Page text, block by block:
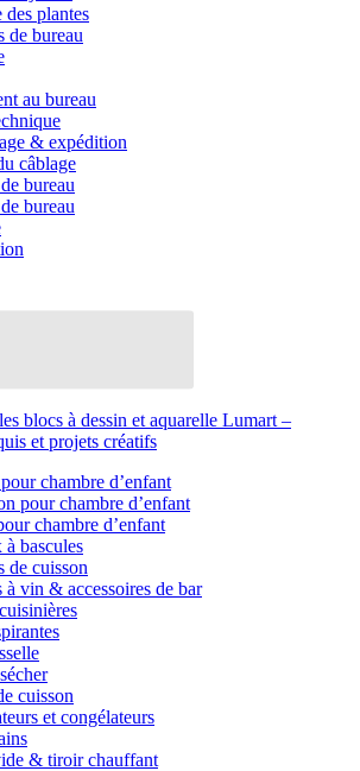
des plantes
de bureau
au bureau
& expédition
câblage
bureau
bureau
blocs à dessin et aquarelle Lumart –
et projets créatifs
chambre d’enfant
pour chambre d’enfant
chambre d’enfant
bascules
de cuisson
à vin & accessoires de bar
cuisson
et congélateurs
& tiroir chauffant